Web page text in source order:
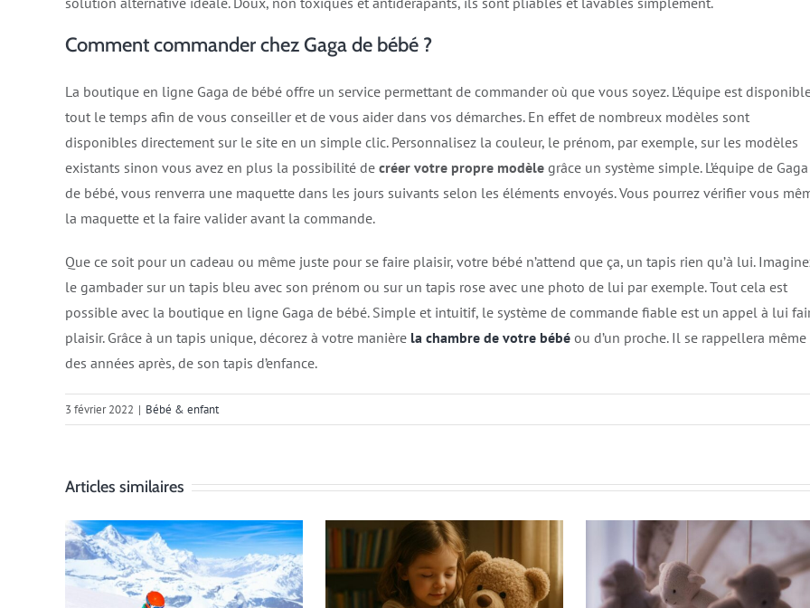
Comment commander chez Gaga de bébé ?
La boutique en ligne Gaga de bébé offre un service permettant de commander où que vous soyez. L’équipe est
tout le temps afin de vous conseiller et de vous aider dans vos démarches. En effet de nombreux modèles sont
disponibles directement sur le site en un simple clic. Personnalisez la couleur, le prénom, par exemple, sur les modèles
existants sinon vous avez en plus la possibilité de créer votre propre modèle grâce un système simple. L’équipe de Gaga
de bébé, vous renverra une maquette dans les jours suivants selon les éléments envoyés. Vous pourrez vérifier vous
la maquette et la faire valider avant la commande.
Que ce soit pour un cadeau ou même juste pour se faire plaisir, votre bébé n’attend que ça, un tapis rien qu’à lui.
le gambader sur un tapis bleu avec son prénom ou sur un tapis rose avec une photo de lui par exemple. Tout cela est
possible avec la boutique en ligne Gaga de bébé. Simple et intuitif, le système de commande fiable est un appel à lui
plaisir. Grâce à un tapis unique, décorez à votre manière la chambre de votre bébé ou d’un proche. Il se rappellera même
des années après, de son tapis d’enfance.
3 février 2022 | Bébé & enfant
Articles similaires